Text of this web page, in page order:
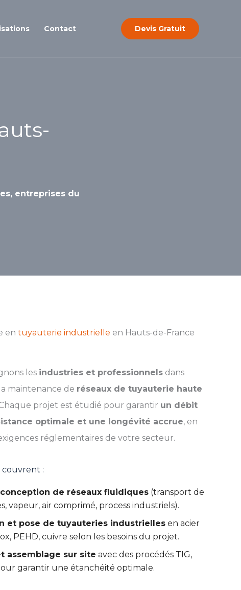
Contact Devis Gratuit
entreprises du
en tuyauterie industrielle en Hauts-de-France
les industries et professionnelsdans
maintenance de réseaux de tuyauterie haute
projet est étudié pour garantir un débit
optimale et une longévité accrue, en
réglementaires de votre secteur.
couvrent :
de réseaux fluidiques(transport de
vapeur, air comprimé, process industriels).
et pose de tuyauteries industriellesen acier
PEHD, cuivre selon les besoins du projet.
assemblage sur site avec des procédés TIG,
garantir une étanchéité optimale.